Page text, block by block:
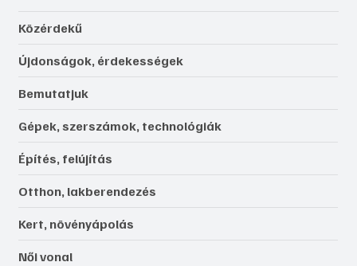
Közérdekű
Újdonságok, érdekességek
Bemutatjuk
Gépek, szerszámok, technológiák
Építés, felújítás
Otthon, lakberendezés
Kert, növényápolás
Női vonal